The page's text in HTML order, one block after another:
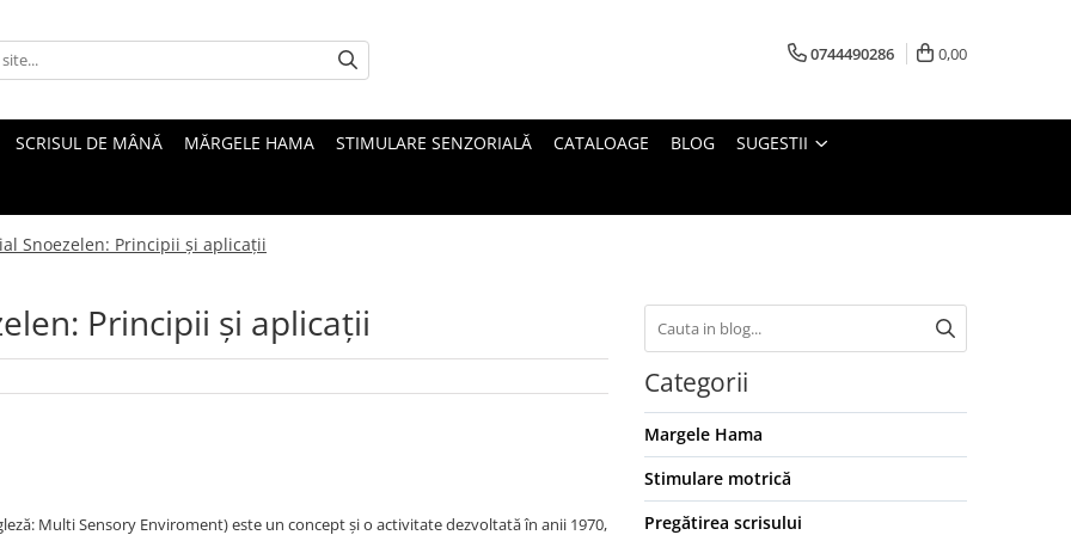
0744490286 0,00
SCRISUL DE MÂNĂ MĂRGELE HAMA STIMULARE SENZORIALĂ CATALOAGE BLOG SUGESTII
Snoezelen: Principii și aplicații
Principii și aplicații
Multi Sensory Enviroment) este un concept și o activitate dezvoltată în anii 1970,
Categorii
Margele Hama
Stimulare motrică
Pregătirea scrisului